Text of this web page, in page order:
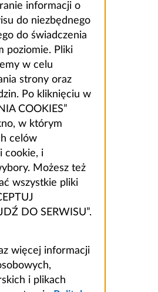
informacji o
do niezbędnego
do świadczenia
poziomie. Pliki
w celu
strony oraz
Po kliknięciu w
COOKIES”
w którym
celów
cookie, i
Możesz też
wszystkie pliki
DO SERWISU”.
więcej informacji
i plikach